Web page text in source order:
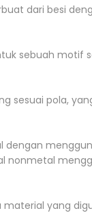
dari besi
sebuah motif
sesuai pola,
nonmetal
yang